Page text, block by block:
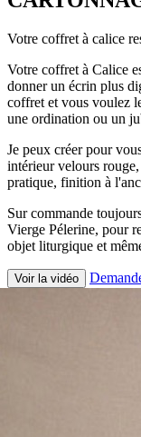
Votre coffret à calice
Votre coffret à Calice
donner un écrin plus
coffret et vous voulez
une ordination ou un
Je peux créer pour
intérieur velours
pratique, finition à
Sur commande
Vierge Pélerine, pour
objet liturgique et
Voir la vidéo